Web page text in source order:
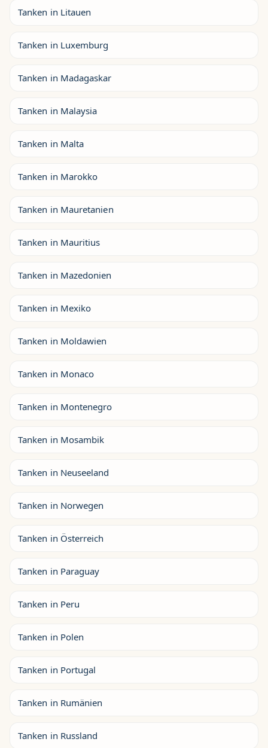
Tanken in Litauen
Tanken in Luxemburg
Tanken in Madagaskar
Tanken in Malaysia
Tanken in Malta
Tanken in Marokko
Tanken in Mauretanien
Tanken in Mauritius
Tanken in Mazedonien
Tanken in Mexiko
Tanken in Moldawien
Tanken in Monaco
Tanken in Montenegro
Tanken in Mosambik
Tanken in Neuseeland
Tanken in Norwegen
Tanken in Österreich
Tanken in Paraguay
Tanken in Peru
Tanken in Polen
Tanken in Portugal
Tanken in Rumänien
Tanken in Russland